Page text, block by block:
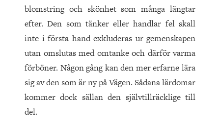
blomstring och skönhet som många längtar
efter. Den som tänker eller handlar fel skall
inte i första hand exkluderas ur gemenskapen
utan omslutas med omtanke och därför varma
förböner. Någon gång kan den mer erfarne lära
sig av den som är ny på Vägen. Sådana lärdomar
kommer dock sällan den självtillräcklige till
del.